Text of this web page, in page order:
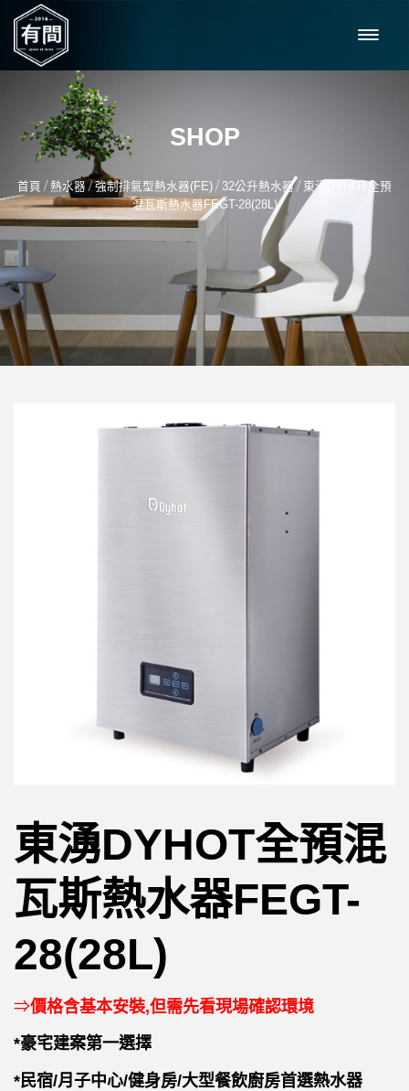
SHOP
首頁 / 熱水器/強制排氣型熱水器(FE) / 32公升熱水器/ 東湧DYHOT全預
混瓦斯熱水器FEGT-28(28L)
東湧DYHOT全預混
瓦斯熱水器FEGT-
28(28L)
⇒價格含基本安裝,但需先看現場確認環境
*豪宅建案第一選擇
*民宿/月子中心/健身房/大型餐飲廚房首選熱水器